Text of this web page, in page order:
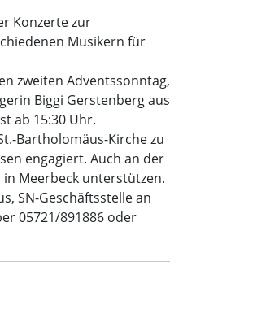
Konzerte zur
Musikern für
zweiten Adventssonntag,
Biggi Gerstenberg aus
ab 15:30 Uhr.
Bartholomäus-Kirche zu
engagiert. Auch an der
in Meerbeck unterstützen.
SN-Geschäftsstelle an
05721/891886 oder